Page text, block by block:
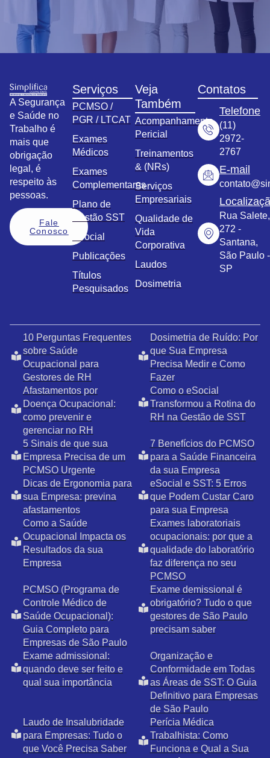
A Segurança
e Saúde no
Trabalho é
mais que
obrigação
legal, é
respeito às
pessoas.
Fale
Conosco
Serviços
PCMSO /
PGR / LTCAT
Exames
Médicos
Exames
Complementares
Plano de
Gestão SST
eSocial
Publicações
Títulos
Pesquisados
Veja
Também
Acompanhamento
Pericial
Treinamentos
& (NRs)
Serviços
Empresariais
Qualidade de
Vida
Corporativa
Laudos
Dosimetria
Contatos
Telefone
(11)
2972-
2767
E-mail
Rua Salete,
272 -
Santana,
São Paulo -
SP
10 Perguntas Frequentes
sobre Saúde
Ocupacional para
Gestores de RH
Dosimetria de Ruído: Por
que Sua Empresa
Precisa Medir e Como
Fazer
Afastamentos por
Doença Ocupacional:
como prevenir e
gerenciar no RH
Como o eSocial
Transformou a Rotina do
RH na Gestão de SST
5 Sinais de que sua
Empresa Precisa de um
PCMSO Urgente
7 Benefícios do PCMSO
para a Saúde Financeira
da sua Empresa
Dicas de Ergonomia para
sua Empresa: previna
afastamentos
eSocial e SST: 5 Erros
que Podem Custar Caro
para sua Empresa
Como a Saúde
Ocupacional Impacta os
Resultados da sua
Empresa
Exames laboratoriais
ocupacionais: por que a
qualidade do laboratório
faz diferença no seu
PCMSO
PCMSO (Programa de
Controle Médico de
Saúde Ocupacional):
Guia Completo para
Empresas de São Paulo
Exame demissional é
obrigatório? Tudo o que
gestores de São Paulo
precisam saber
Exame admissional:
quando deve ser feito e
qual sua importância
Organização e
Conformidade em Todas
as Áreas de SST: O Guia
Definitivo para Empresas
de São Paulo
Laudo de Insalubridade
para Empresas: Tudo o
que Você Precisa Saber
Perícia Médica
Trabalhista: Como
Funciona e Qual a Sua